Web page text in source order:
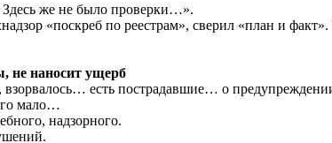
же не было проверки…».
«поскреб по реестрам», сверил «план и
не наносит ущерб
есть пострадавшие… о
мало…
надзорного.